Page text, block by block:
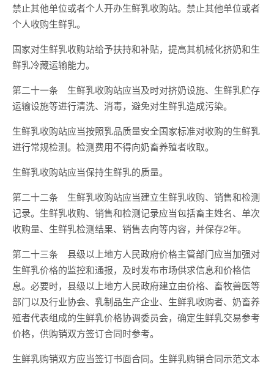
禁止其他单位或者个人开办生鲜乳收购站。禁止其他单位或者
个人收购生鲜乳。
国家对生鲜乳收购站给予扶持和补贴，提高其机械化挤奶和生
鲜乳冷藏运输能力。
第二十一条 生鲜乳收购站应当及时对挤奶设施、生鲜乳贮存
运输设施等进行清洗、消毒，避免对生鲜乳造成污染。
生鲜乳收购站应当按照乳品质量安全国家标准对收购的生鲜乳
进行常规检测。检测费用不得向奶畜养殖者收取。
生鲜乳收购站应当保持生鲜乳的质量。
第二十二条 生鲜乳收购站应当建立生鲜乳收购、销售和检测
记录。生鲜乳收购、销售和检测记录应当包括畜主姓名、单次
收购量、生鲜乳检测结果、销售去向等内容，并保存2年。
第二十三条 县级以上地方人民政府价格主管部门应当加强对
生鲜乳价格的监控和通报，及时发布市场供求信息和价格信
息。必要时，县级以上地方人民政府建立由价格、畜牧兽医等
部门以及行业协会、乳制品生产企业、生鲜乳收购者、奶畜养
殖者代表组成的生鲜乳价格协调委员会，确定生鲜乳交易参考
价格，供购销双方签订合同时参考。
生鲜乳购销双方应当签订书面合同。生鲜乳购销合同示范文本